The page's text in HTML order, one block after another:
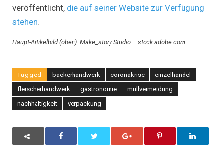
veröffentlicht, die auf seiner Website zur Verfügung
stehen.
Haupt-Artikelbild (oben): Make_story Studio – stock.adobe.com
Tagged bäckerhandwerk coronakrise
einzelhandel
fleischerhandwerk
gastronomie
müllvermeidung
nachhaltigkeit
verpackung